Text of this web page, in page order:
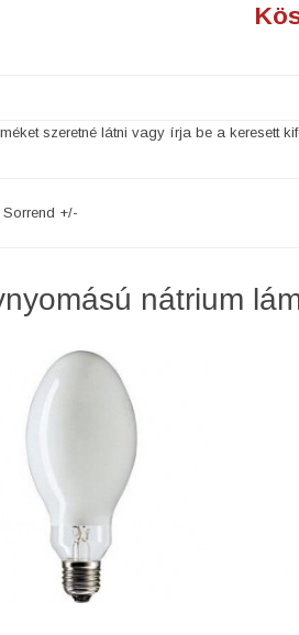
szeretné látni vagy írja be a keresett
Sorrend +/-
nátrium